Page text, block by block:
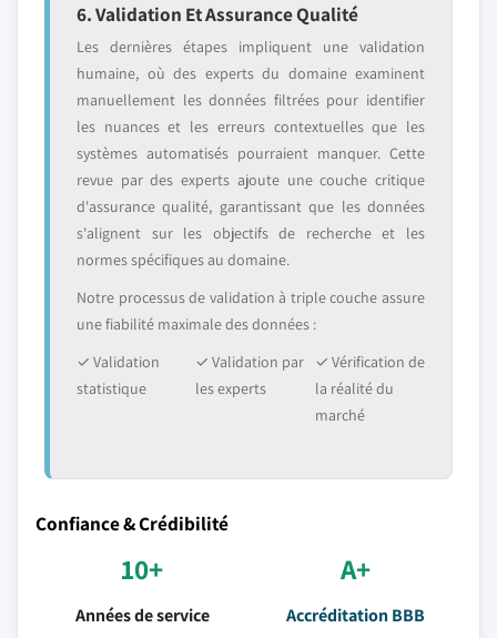
6. Validation Et Assurance Qualité
Les dernières étapes impliquent une validation
humaine, où des experts du domaine examinent
manuellement les données filtrées pour identifier
les nuances et les erreurs contextuelles que les
systèmes automatisés pourraient manquer. Cette
revue par des experts ajoute une couche critique
d'assurance qualité, garantissant que les données
s'alignent sur les objectifs de recherche et les
normes spécifiques au domaine.
Notre processus de validation à triple couche assure
une fiabilité maximale des données :
✓ Validation
statistique
✓ Validation par
les experts
✓ Vérification de
la réalité du
marché
Confiance & Crédibilité
10+
Années de service
A+
Accréditation BBB